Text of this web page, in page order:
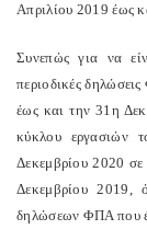
Απριλίου 2019 έως
Συνεπώς για να
περιοδικές
έως και την 31η
κύκλου εργασιών
Δεκεμβρίου 2020
Δεκεμβρίου 2019,
δηλώσεων ΦΠΑ που